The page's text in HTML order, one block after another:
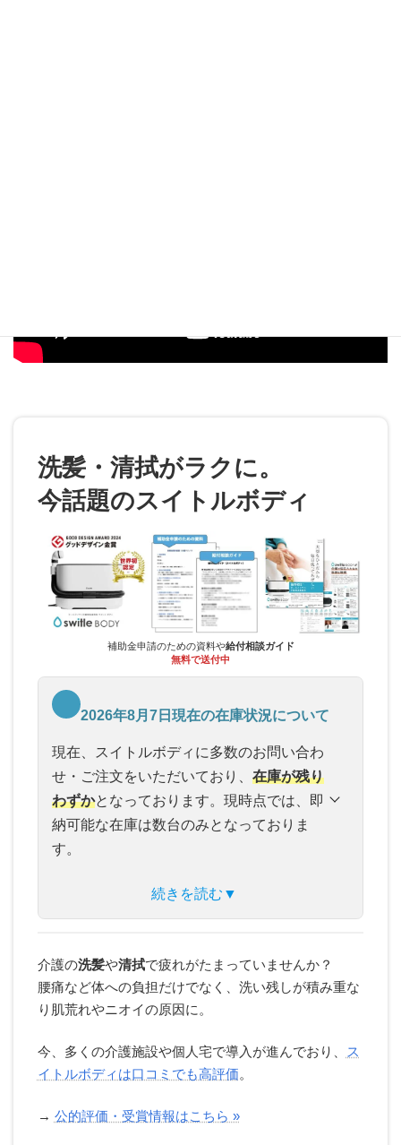
洗髪・清拭がラクに。
今話題のスイトルボディ
補助金申請のための資料や給付相談ガイド
無料で送付中
2026年8月7日現在の在庫状況について
現在、スイトルボディに多数のお問い合わ
せ・ご注文をいただいており、 在庫が残り
わずかとなっております。現時点では、即
納可能な在庫は数台のみとなっておりま
す。
続きを読む▼
無料ガイドブック・資料請求へ »
スイトルボディの購入へ »
介護の洗髪や清拭で疲れがたまっていませんか？
腰痛など体への負担だけでなく、洗い残しが積み重な
り肌荒れやニオイの原因に。
今、多くの介護施設や個人宅で導入が進んでおり、
ス
イトルボディは口コミでも高評価。
→ 公的評価・受賞情報はこちら »